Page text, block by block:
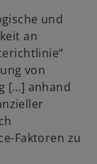
und
an
von
[…] anhand
Faktoren zu